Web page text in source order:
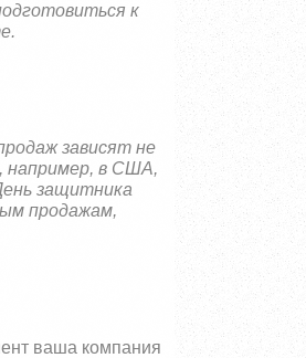
к
зависят не
например, в США,
защитника
продажам,
ваша компания